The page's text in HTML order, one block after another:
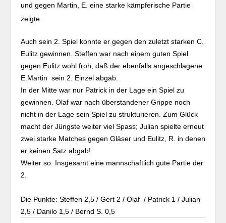
und gegen Martin, E. eine starke kämpferische Partie
zeigte.
Auch sein 2. Spiel konnte er gegen den zuletzt starken C.
Eulitz gewinnen. Steffen war nach einem guten Spiel
gegen Eulitz wohl froh, daß der ebenfalls angeschlagene
E.Martin sein 2. Einzel abgab.
In der Mitte war nur Patrick in der Lage ein Spiel zu
gewinnen. Olaf war nach überstandener Grippe noch
nicht in der Lage sein Spiel zu strukturieren. Zum Glück
macht der Jüngste weiter viel Spass; Julian spielte erneut
zwei starke Matches gegen Gläser und Eulitz, R. in denen
er keinen Satz abgab!
Weiter so. Insgesamt eine mannschaftlich gute Partie der
2.
Die Punkte: Steffen 2,5 / Gert 2 / Olaf / Patrick 1 / Julian
2,5 / Danilo 1,5 / Bernd S. 0,5